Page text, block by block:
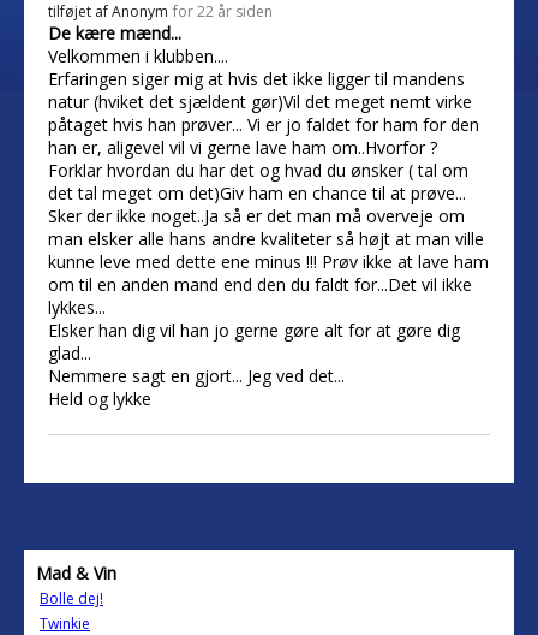
tilføjet afAnonym for 22 år siden
De kære mænd...
Velkommen i klubben....
Erfaringen siger mig at hvis det ikke ligger til mandens
natur (hviket det sjældent gør)Vil det meget nemt virke
påtaget hvis han prøver... Vi er jo faldet for ham for den
han er, aligevel vil vi gerne lave ham om..Hvorfor ?
Forklar hvordan du har det og hvad du ønsker ( tal om
det tal meget om det)Giv ham en chance til at prøve...
Sker der ikke noget..Ja så er det man må overveje om
man elsker alle hans andre kvaliteter så højt at man ville
kunne leve med dette ene minus !!! Prøv ikke at lave ham
om til en anden mand end den du faldt for...Det vil ikke
lykkes...
Elsker han dig vil han jo gerne gøre alt for at gøre dig
glad...
Nemmere sagt en gjort... Jeg ved det...
Held og lykke
Mad & Vin
Bolle dej!
Twinkie